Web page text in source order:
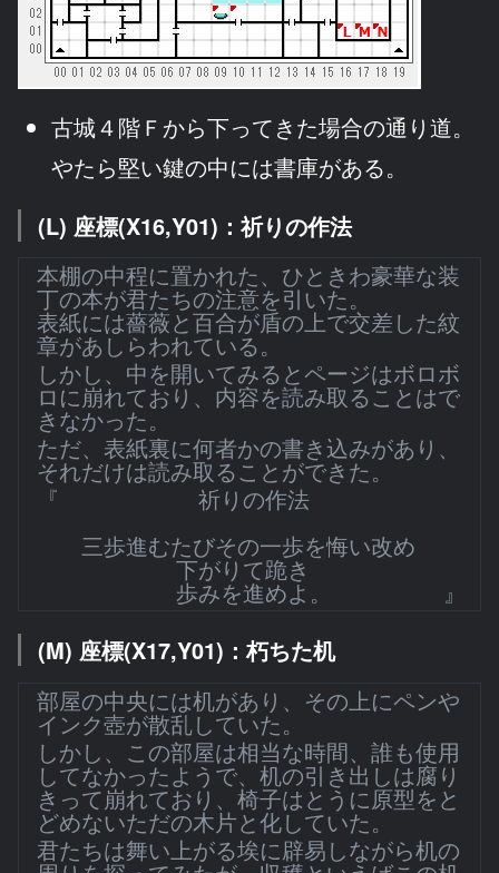
古城４階Ｆから下ってきた場合の通り道。
やたら堅い鍵の中には書庫がある。
(L) 座標(X16,Y01)：祈りの作法
本棚の中程に置かれた、ひときわ豪華な装
丁の本が君たちの注意を引いた。
表紙には薔薇と百合が盾の上で交差した紋
章があしらわれている。
しかし、中を開いてみるとページはボロボ
ロに崩れており、内容を読み取ることはで
きなかった。
ただ、表紙裏に何者かの書き込みがあり、
それだけは読み取ることができた。
『 祈りの作法
三歩進むたびその一歩を悔い改め
下がりて跪き
歩みを進めよ。 』
(M) 座標(X17,Y01)：朽ちた机
部屋の中央には机があり、その上にペンや
インク壺が散乱していた。
しかし、この部屋は相当な時間、誰も使用
してなかったようで、机の引き出しは腐り
きって崩れており、椅子はとうに原型をと
どめないただの木片と化していた。
君たちは舞い上がる埃に辟易しながら机の